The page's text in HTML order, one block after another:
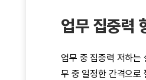
업무 집중력
업무 중 집중력 저하는
무 중 일정한 간격으로